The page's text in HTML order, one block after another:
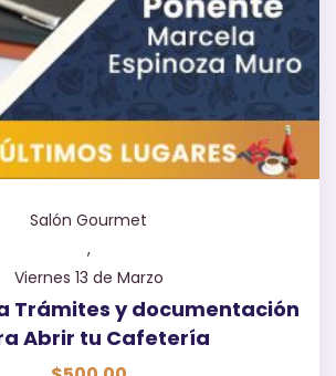
Salón Gourmet
,
Viernes 13 de Marzo
Trámites y documentación
Abrir tu Cafetería